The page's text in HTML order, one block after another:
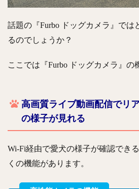
話題の『Furbo ドッグカメラ』では
るのでしょうか？
ここでは『Furbo ドッグカメラ』の
高画質ライブ動画配信でリ
の様子が見れる
Wi-Fi経由で愛犬の様子が確認でき
くの機能があります。